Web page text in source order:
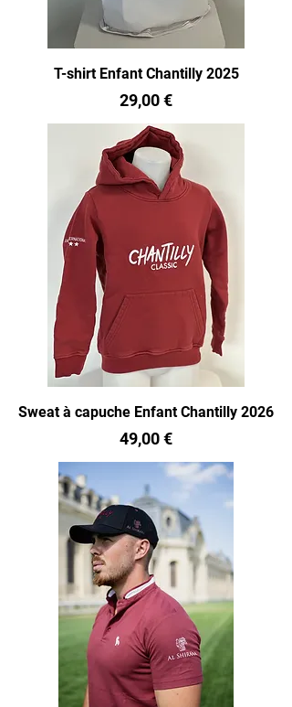
T-shirt Enfant Chantilly 2025
Prix
29,00 €
Sweat à capuche Enfant Chantilly 2026
Prix
49,00 €